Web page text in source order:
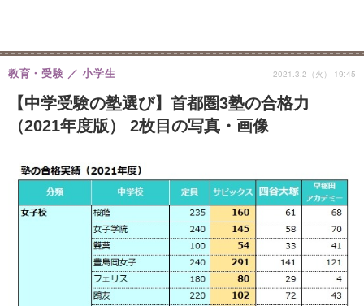
【中学受験の塾選び】首都圏3塾の合格力
（2021年度版） 2枚目の写真・画像
教育・受験 小学生 2021.3.2（火） 19:45